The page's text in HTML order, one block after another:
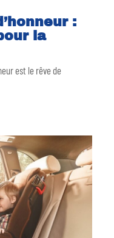
:
la
est le rêve de